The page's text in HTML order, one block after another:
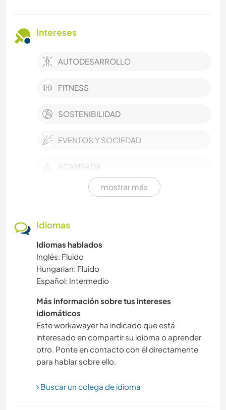
Intereses
AUTODESARROLLO
FITNESS
SOSTENIBILIDAD
EVENTOS Y SOCIEDAD
ACAMPADA
NAVEGAR / BARCOS
MONTAÑA
JARDINERÍA
AGRICULTURA
ACTIVIDADES AL AIRE LIBRE
FOTOGRAFÍA
mostrar más
Idiomas
Idiomas hablados
Inglés: Fluido
Hungarian: Fluido
Español: Intermedio
Más información sobre tus intereses
idiomáticos
Este workawayer ha indicado que está
interesado en compartir su idioma o aprender
otro. Ponte en contacto con él directamente
para hablar sobre ello.
Buscar un colega de idioma